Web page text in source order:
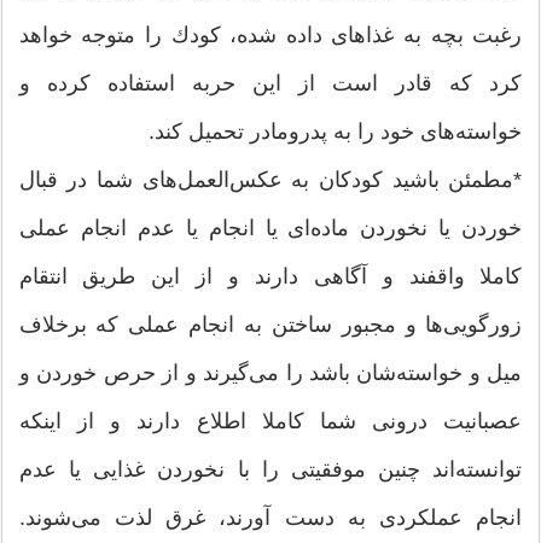
رغبت بچه به غذاهای داده شده، كودك را متوجه خواهد
كرد كه قادر است از این حربه استفاده كرده و
خواسته‌‌های خود را به پدرومادر تحمیل كند.
*مطمئن باشید كودكان به عكس‌العمل‌های شما در قبال
خوردن یا نخوردن ماده‌ای یا انجام یا عدم انجام عملی
كاملا واقفند و آگاهی دارند و از این طریق انتقام
زورگویی‌ها و مجبور ساختن به انجام عملی كه برخلاف
میل و خواسته‌شان باشد را می‌گیرند و از حرص خوردن و
عصبانیت درونی شما كاملا اطلاع دارند و از اینكه
توانسته‌اند چنین موفقیتی را با نخوردن غذایی یا عدم
انجام عملكردی به دست آورند، غرق لذت می‌شوند.